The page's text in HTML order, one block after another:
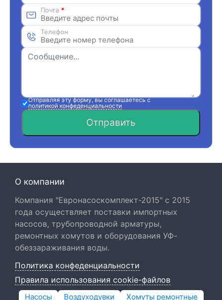
Почта *
Телефон
Отправляя эту форму, вы соглашаетесь с
политикой конфеденциальности
Отправить
О компании
Компания "Евронасоскомплект-2015" с 2015
года осуществляет поставки импортных
насосов, трубопроводной арматуры,
ремонтных хомутов и оборудования УФ-
обеззараживания воды.
Политика конфеденциальности
Правила использования cookie-файлов
Насосы Воздуходувки Хомуты ремонтные